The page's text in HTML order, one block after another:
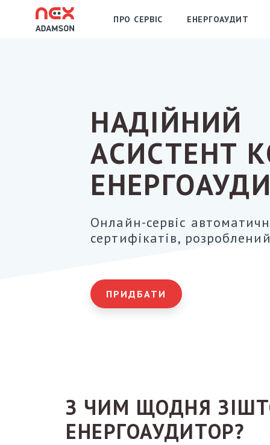
ПРО СЕРВІС ЕНЕРГОАУДИТ
НАДІЙНИЙ
АСИСТЕНТ
Онлайн-сервіс
сертифікатів,
ПРИДБАТИ
З ЧИМ ЩОДНЯ
ЕНЕРГОАУДИТОР?